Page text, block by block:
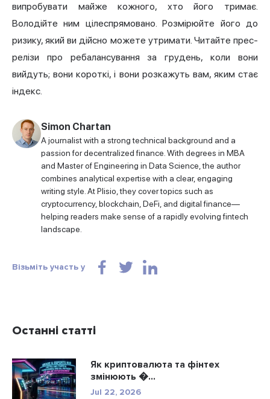
випробувати майже кожного, хто його тримає.
Володійте ним цілеспрямовано. Розмірюйте його до
ризику, який ви дійсно можете утримати. Читайте прес-
релізи про ребалансування за грудень, коли вони
вийдуть; вони короткі, і вони розкажуть вам, яким стає
індекс.
Simon Chartan
A journalist with a strong technical background and a
passion for decentralized finance. With degrees in MBA
and Master of Engineering in Data Science, the author
combines analytical expertise with a clear, engaging
writing style. At Plisio, they cover topics such as
cryptocurrency, blockchain, DeFi, and digital finance—
helping readers make sense of a rapidly evolving fintech
landscape.
Візьміть участь у
Останні статті
Як криптовалюта та фінтех
змінюють �...
Jul 22, 2026